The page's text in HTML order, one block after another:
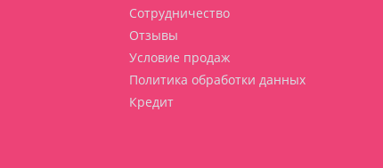
Сотрудничество
Отзывы
Условие продаж
Политика обработки данных
Кредит